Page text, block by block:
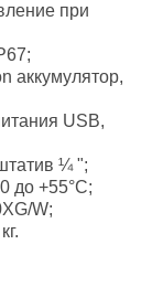
при
аккумулятор,
USB,
¼ ";
до +55°С;
W;